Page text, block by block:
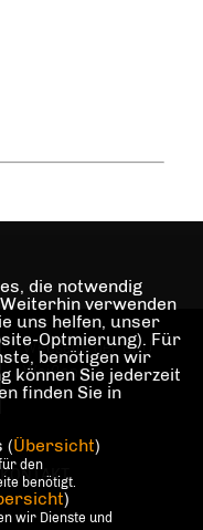
Webseite der CDU
Weißensee
KONTAKT
die notwendig
verwenden
uns helfen, unser
Optmierung). Für
benötigen wir
können Sie jederzeit
finden Sie in
(Übersicht)
den
benötigt.
)
wir Dienste und